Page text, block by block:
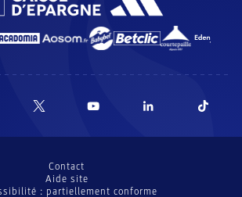
Contact
Aide site
: partiellement conforme